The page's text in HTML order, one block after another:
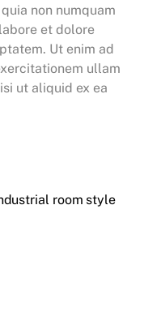
non numquam
et dolore
Ut enim ad
ullam
ut aliquid ex ea
room style